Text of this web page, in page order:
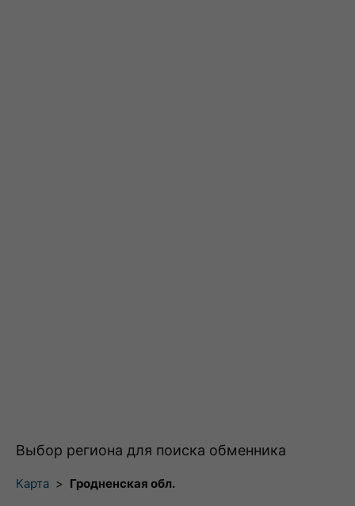
Выбор региона для поиска обменника
Карта > Гродненская обл.